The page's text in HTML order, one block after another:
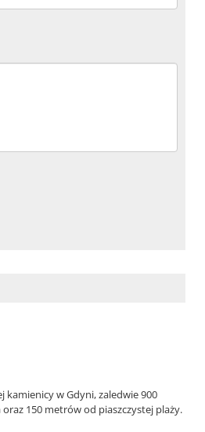
kamienicy w Gdyni, zaledwie 900
150 metrów od piaszczystej plaży.